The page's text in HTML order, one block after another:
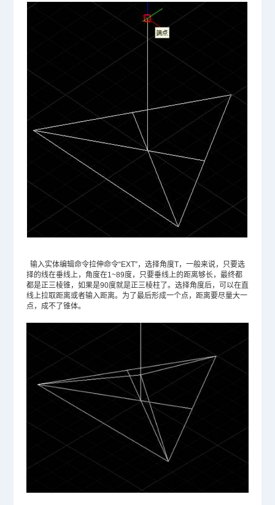
输入实体编辑命令拉伸命令“EXT”，选择角度T，一般来说，只要选
择的线在垂线上，角度在1~89度，只要垂线上的距离够长，最终都
都是正三棱锥，如果是90度就是正三棱柱了。选择角度后，可以在直
线上拉取距离或者输入距离。为了最后形成一个点，距离要尽量大一
点，成不了锥体。